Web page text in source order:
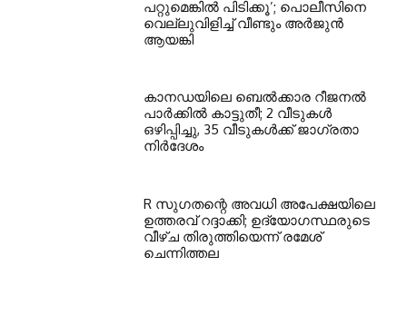
പറ്റുമെങ്കില്‍ പിടിക്കൂ’; പൊലീസിനെ
വെല്ലുവിളിച്ച് വീണ്ടും അര്‍ജുന്‍
ആയങ്കി
കാനഡയിലെ ബെൽക്കാര റീജനൽ
പാർക്കിൽ കാട്ടുതീ; 2 വീടുകൾ
ഒഴിപ്പിച്ചു, 35 വീടുകൾക്ക് ജാഗ്രതാ
നിർദേശം
R സുഗതന്റെ അവധി അപേക്ഷയിലെ
ഉത്തരവ് റദ്ദാക്കി; ഉദ്യോഗസ്ഥരുടെ
വീഴ്ച തിരുത്തിയെന്ന് രമേശ്
ചെന്നിത്തല